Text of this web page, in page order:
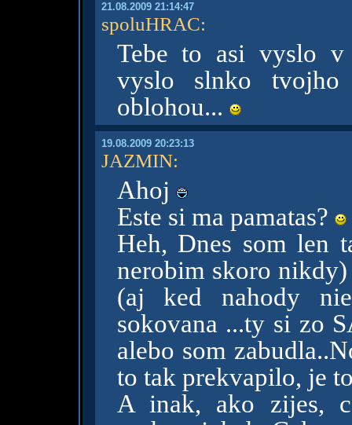
21.08.2009 21:14:47
spoluHRAC:
Tebe to asi vyslo v
vyslo slnko
oblohou...
19.08.2009 20:23:13
JAZMIN:
Ahoj
Este si ma pamatas?
Heh, Dnes som len
nerobim skoro
(aj ked nahody
sokovana ...ty si zo
alebo som
to tak prekvapilo, je
A inak, ako zijes,